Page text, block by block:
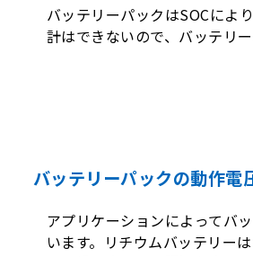
バッテリーパックはSOCによ
計はできないので、バッテリ
バッテリーパックの動作
アプリケーションによってバ
います。リチウムバッテリー